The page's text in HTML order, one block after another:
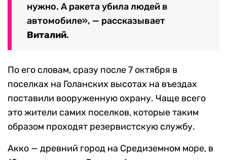
нужно. А ракета убила людей в
автомобиле», — рассказывает
Виталий.
По его словам, сразу после 7 октября в
поселках на Голанских высотах на въездах
поставили вооруженную охрану. Чаще всего
это жители самих поселков, которые таким
образом проходят резервистскую службу.
Акко — древний город на Средиземном море, в